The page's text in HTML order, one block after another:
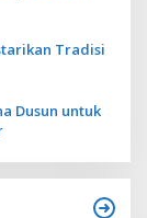
Tradisi
Dusun untuk